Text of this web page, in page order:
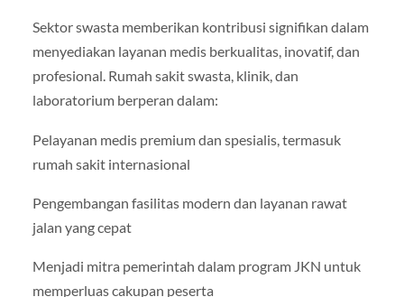
Sektor swasta memberikan kontribusi signifikan dalam
menyediakan layanan medis berkualitas, inovatif, dan
profesional. Rumah sakit swasta, klinik, dan
laboratorium berperan dalam:
Pelayanan medis premium dan spesialis, termasuk
rumah sakit internasional
Pengembangan fasilitas modern dan layanan rawat
jalan yang cepat
Menjadi mitra pemerintah dalam program JKN untuk
memperluas cakupan peserta